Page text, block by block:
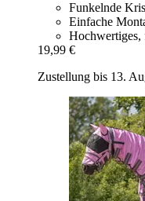
Funkelnde
Einfache
Hochwertiges,
19,99 €
Zustellung bis 13.